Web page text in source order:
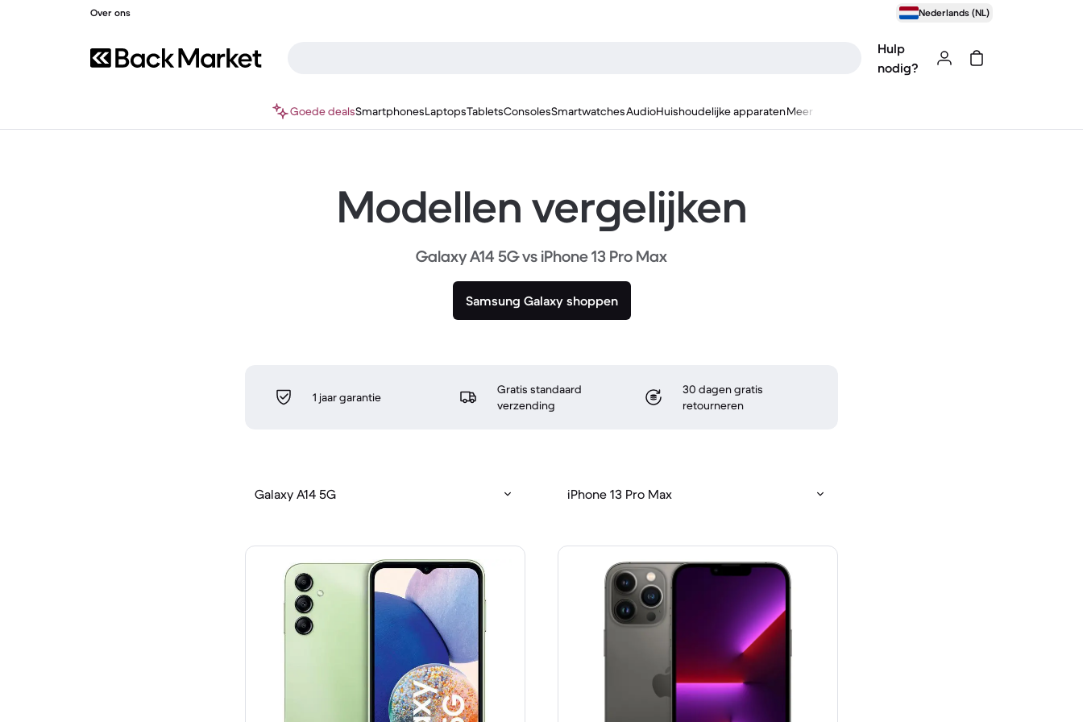
Over ons Nederlands (NL)
Hulp
nodig?
Goede dealsSmartphonesLaptopsTabletsConsolesSmartwatchesAudioHuishoudelijke apparatenMeer
Modellen vergelijken
Galaxy A14 5G vs iPhone 13 Pro Max
Samsung Galaxy shoppen
1 jaar garantie
Gratis standaard
verzending
30 dagen gratis
retourneren
Galaxy A14 5G iPhone 13 Pro Max